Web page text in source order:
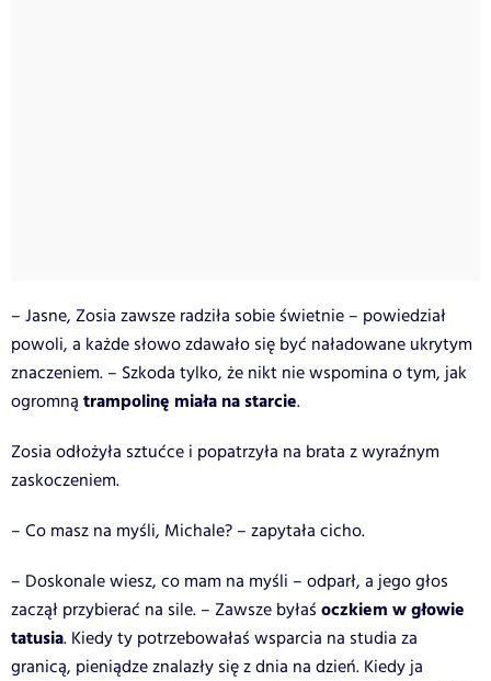
– Jasne, Zosia zawsze radziła sobie świetnie – powiedział
powoli, a każde słowo zdawało się być naładowane ukrytym
znaczeniem. – Szkoda tylko, że nikt nie wspomina o tym, jak
ogromną trampolinę miała na starcie.
Zosia odłożyła sztućce i popatrzyła na brata z wyraźnym
zaskoczeniem.
– Co masz na myśli, Michale? – zapytała cicho.
– Doskonale wiesz, co mam na myśli – odparł, a jego głos
zaczął przybierać na sile. – Zawsze byłaś oczkiem w głowie
tatusia. Kiedy ty potrzebowałaś wsparcia na studia za
granicą, pieniądze znalazły się z dnia na dzień. Kiedy ja